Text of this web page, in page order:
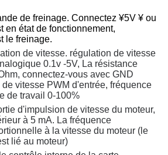
de freinage. Connectez ¥5V ¥ ou
en état de fonctionnement,
le freinage.
de vitesse. régulation de vitesse
0.1v -5V, La résistance
connectez-vous avec GND
vitesse PWM d'entrée, fréquence
de travail 0-100%
d'impulsion de vitesse du moteur,
à 5 mA. La fréquence
à la vitesse du moteur (le
lié au moteur)